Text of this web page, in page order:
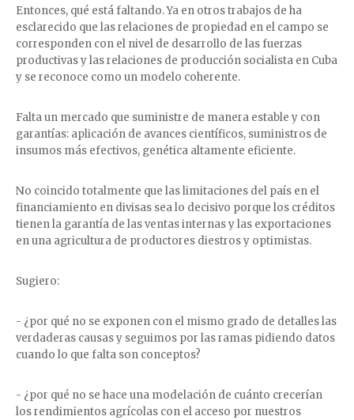
Entonces, qué está faltando. Ya en otros trabajos de ha
esclarecido que las relaciones de propiedad en el campo se
corresponden con el nivel de desarrollo de las fuerzas
productivas y las relaciones de producción socialista en Cuba
y se reconoce como un modelo coherente.
Falta un mercado que suministre de manera estable y con
garantías: aplicación de avances científicos, suministros de
insumos más efectivos, genética altamente eficiente.
No coincido totalmente que las limitaciones del país en el
financiamiento en divisas sea lo decisivo porque los créditos
tienen la garantía de las ventas internas y las exportaciones
en una agricultura de productores diestros y optimistas.
Sugiero:
- ¿por qué no se exponen con el mismo grado de detalles las
verdaderas causas y seguimos por las ramas pidiendo datos
cuando lo que falta son conceptos?
- ¿por qué no se hace una modelación de cuánto crecerían
los rendimientos agrícolas con el acceso por nuestros